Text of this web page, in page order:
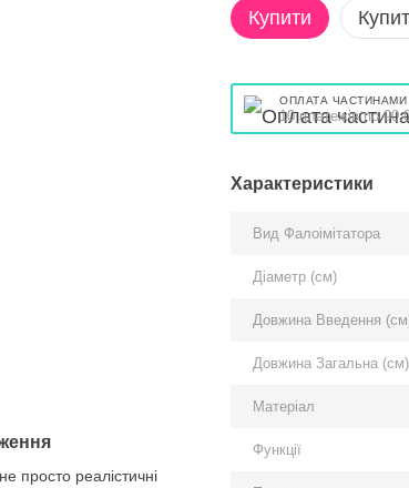
просто реалістичні
Купити
ОПЛАТА ЧАСТИНАМИ
10 платежів по
Характеристики
Вид Фалоімітатора
Діаметр (см)
Довжина Введення
Довжина Загальна (см)
Матеріал
Функції